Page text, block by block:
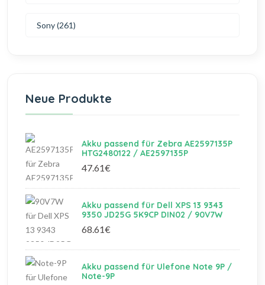
Sony (261)
Neue Produkte
Akku passend für Zebra AE2597135P
HTG2480122 / AE2597135P
47.61€
Akku passend für Dell XPS 13 9343
9350 JD25G 5K9CP DIN02 / 90V7W
68.61€
Akku passend für Ulefone Note 9P /
Note-9P